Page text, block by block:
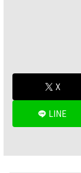
X
LINE